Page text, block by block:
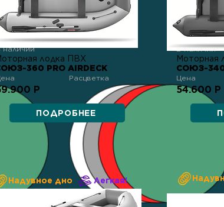
наличии
лодка ПВХ
360 PRO AIRDECK
Расцветка
Р
ПОДРОБНЕЕ
В наличии
Моторная
СОЮЗ-340
Цена
54.600 Р
Легкая!
Надувное дно